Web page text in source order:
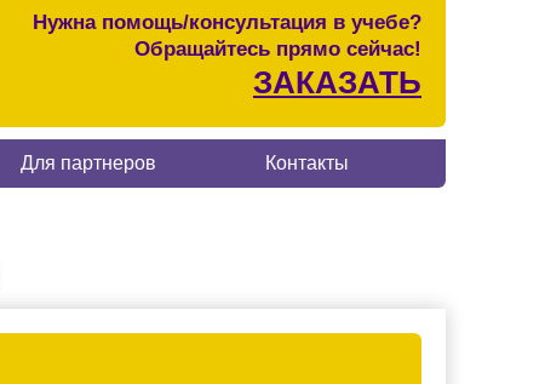
Нужна помощь/консультация в учебе?
Обращайтесь прямо сейчас!
ЗАКАЗАТЬ
Для партнеров Контакты